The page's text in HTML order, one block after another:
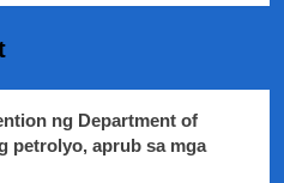
ng Department of
petrolyo, aprub sa mga